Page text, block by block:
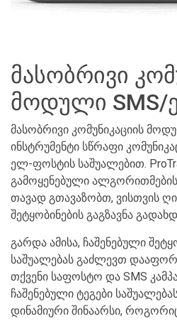
მასობრივი
მოდული
მასობრივი კომუნიკაციის
ინსტრუმენტი სწრაფი
ელ-ფოსტის საშუალებით.
გამოყენებული
თავად გთავაზობთ, ვისთვის
შეტყობინების გაგზავნა
გარდა ამისა, ჩაშენებული
საშუალებას გაძლევთ
თქვენი საფოსტო და SMS
ჩაშენებული ტეგები
დინამიური შინაარსი,